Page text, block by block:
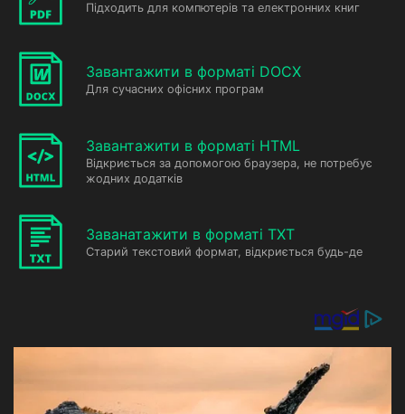
Підходить для компютерів та електронних книг
Завантажити в форматі DOCX
Для сучасних офісних програм
Завантажити в форматі HTML
Відкриється за допомогою браузера, не потребує
жодних додатків
Заванатажити в форматі TXT
Старий текстовий формат, відкриється будь-де